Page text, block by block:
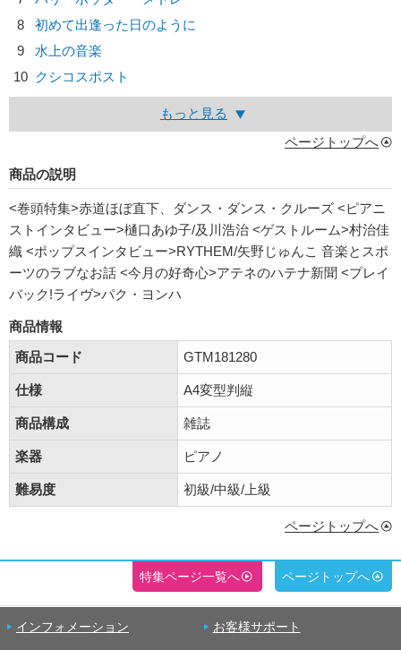
8
初めて出逢った日のように
9
水上の音楽
10 クシコスポスト
もっと見る
ページトップへ
商品の説明
<巻頭特集>赤道ほぼ直下、ダンス・ダンス・クルーズ <ピアニ
ストインタビュー>樋口あゆ子/及川浩治 <ゲストルーム>村治佳
織 <ポップスインタビュー>RYTHEM/矢野じゅんこ 音楽とスポ
ーツのラブなお話 <今月の好奇心>アテネのハテナ新聞 <プレイ
バック!ライヴ>パク・ヨンハ
商品情報
商品コード
GTM181280
仕様 A4変型判縦
商品構成 雑誌
楽器 ピアノ
難易度 初級/中級/上級
ページトップへ
特集ページ一覧へ ページトップへ
インフォメーション お客様サポート